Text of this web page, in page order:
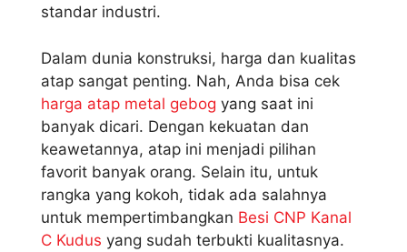
standar industri.
Dalam dunia konstruksi, harga dan kualitas
atap sangat penting. Nah, Anda bisa cek
harga atap metal gebog yang saat ini
banyak dicari. Dengan kekuatan dan
keawetannya, atap ini menjadi pilihan
favorit banyak orang. Selain itu, untuk
rangka yang kokoh, tidak ada salahnya
untuk mempertimbangkan Besi CNP Kanal
C Kudus yang sudah terbukti kualitasnya.